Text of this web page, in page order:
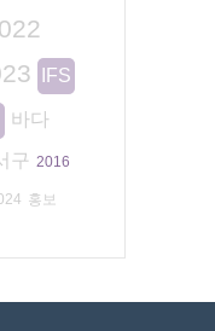
IFS
바다
구 2016
홍보